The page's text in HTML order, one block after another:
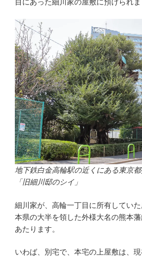
目にあった細川家の屋敷に預けられま
地下鉄白金高輪駅の近くにある東京
「旧細川邸のシイ」
細川家が、高輪一丁目に所有してい
本県の大半を領した外様大名の熊本
あたります。
いわば、別宅で、本宅の上屋敷は、